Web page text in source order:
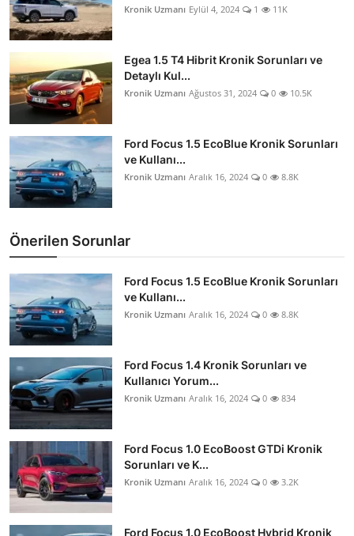
Kronik Uzmanı Eylül 4, 2024 1 11K
Egea 1.5 T4 Hibrit Kronik Sorunları ve
Detaylı Kul...
Kronik Uzmanı Ağustos 31, 2024 0 10.5K
Ford Focus 1.5 EcoBlue Kronik Sorunları
ve Kullanı...
Kronik Uzmanı Aralık 16, 2024 0 8.8K
Önerilen Sorunlar
Ford Focus 1.5 EcoBlue Kronik Sorunları
ve Kullanı...
Kronik Uzmanı Aralık 16, 2024 0 8.8K
Ford Focus 1.4 Kronik Sorunları ve
Kullanıcı Yorum...
Kronik Uzmanı Aralık 16, 2024 0 834
Ford Focus 1.0 EcoBoost GTDi Kronik
Sorunları ve K...
Kronik Uzmanı Aralık 16, 2024 0 3.2K
Ford Focus 1.0 EcoBoost Hybrid Kronik